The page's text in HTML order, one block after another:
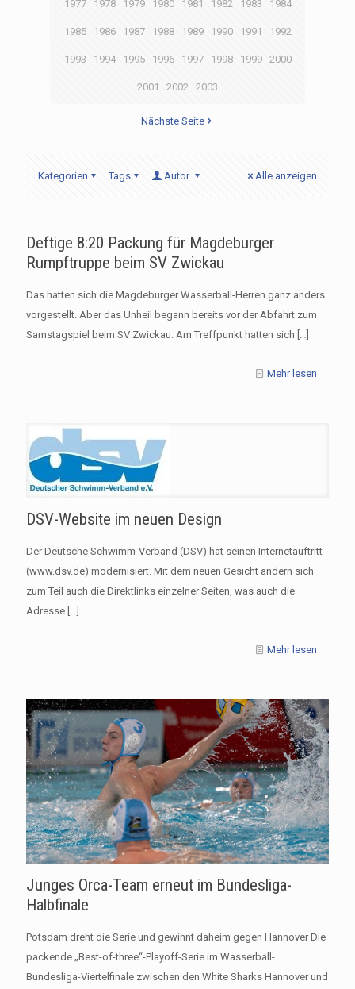
1977 1978 1979 1980 1981 1982 1983 1984
1985 1986 1987 1988 1989 1990 1991 1992
1993 1994 1995 1996 1997 1998 1999 2000
2001 2002 2003
Nächste Seite
Kategorien Tags Autor Alle anzeigen
Deftige 8:20 Packung für Magdeburger
Rumpftruppe beim SV Zwickau
Das hatten sich die Magdeburger Wasserball-Herren ganz anders
vorgestellt. Aber das Unheil begann bereits vor der Abfahrt zum
Samstagspiel beim SV Zwickau. Am Treffpunkt hatten sich
Mehr lesen
DSV-Website im neuen Design
Der Deutsche Schwimm-Verband (DSV) hat seinen Internetauftritt
(www.dsv.de) modernisiert. Mit dem neuen Gesicht ändern sich
zum Teil auch die Direktlinks einzelner Seiten, was auch die
Adresse
Mehr lesen
Junges Orca-Team erneut im Bundesliga-
Halbfinale
Potsdam dreht die Serie und gewinnt daheim gegen Hannover Die
packende „Best-of-three“-Playoff-Serie im Wasserball-
Bundesliga-Viertelfinale zwischen den White Sharks Hannover und